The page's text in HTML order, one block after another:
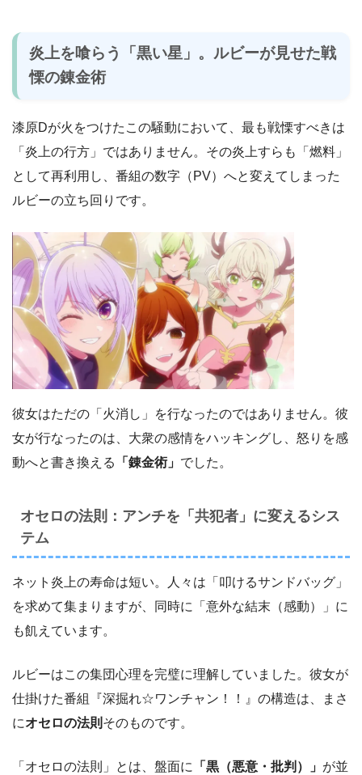
炎上を喰らう「黒い星」。ルビーが見せた戦
慄の錬金術
漆原Dが火をつけたこの騒動において、最も戦慄すべきは
「炎上の行方」ではありません。その炎上すらも「燃料」
として再利用し、番組の数字（PV）へと変えてしまった
ルビーの立ち回りです。
彼女はただの「火消し」を行なったのではありません。彼
女が行なったのは、大衆の感情をハッキングし、怒りを感
動へと書き換える
「錬金術」 でした。
オセロの法則：アンチを「共犯者」に変えるシス
テム
ネット炎上の寿命は短い。人々は「叩けるサンドバッグ」
を求めて集まりますが、同時に「意外な結末（感動）」に
も飢えています。
ルビーはこの集団心理を完璧に理解していました。彼女が
仕掛けた番組『深掘れ☆ワンチャン！！』の構造は、まさ
にオセロの法則 そのものです。
「オセロの法則」とは、盤面に 「黒（悪意・批判）」 が並